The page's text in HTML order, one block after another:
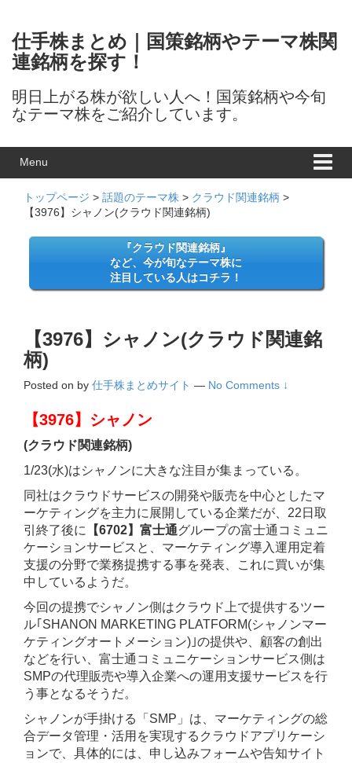
仕手株まとめ｜国策銘柄やテーマ株関
連銘柄を探す！
明日上がる株が欲しい人へ！国策銘柄や今旬
なテーマ株をご紹介しています。
Menu
トップページ > 話題のテーマ株 > クラウド関連銘柄 >
【3976】シャノン(クラウド関連銘柄)
『クラウド関連銘柄』
など、今が旬なテーマ株に
注目している人はコチラ！
【3976】シャノン(クラウド関連銘
柄)
Posted on by 仕手株まとめサイト — No Comments ↓
【3976】シャノン
(クラウド関連銘柄)
1/23(水)はシャノンに大きな注目が集まっている。
同社はクラウドサービスの開発や販売を中心としたマ
ーケティングを主力に展開している企業だが、22日取
引終了後に
【6702】富士通グループの富士通コミュニ
ケーションサービスと、マーケティング導入運用定着
支援の分野で業務提携する事を発表、これに買いが集
中しているようだ。
今回の提携でシャノン側はクラウド上で提供するツー
ル｢SHANON MARKETING PLATFORM(シャノンマー
ケティングオートメーション)｣の提供や、顧客の創出
などを行い、富士通コミュニケーションサービス側は
SMPの代理販売や導入企業への運用支援サービスを行
う事となるそうだ。
シャノンが手掛ける「SMP」は、マーケティングの総
合データ管理・活用を実現するクラウドアプリケーシ
ョンで、具体的には、申し込みフォームや告知サイト